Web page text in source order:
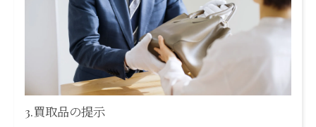
3.買取品の提示